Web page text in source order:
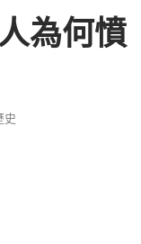
為何憤
史